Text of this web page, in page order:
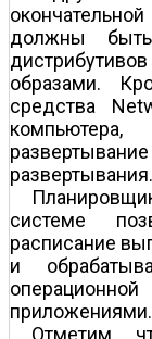
должны
образами.
средства
развертывания.
системе
расписание
и
приложениями.